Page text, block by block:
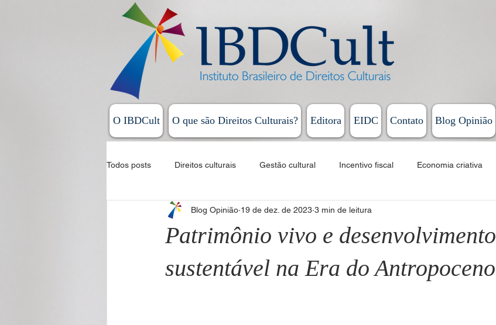
O IBDCult O que são Direitos Culturais? Editora EIDC Contato Blog Opinião
Todos posts Direitos culturais Gestão cultural Incentivo fiscal Economia criativa
Sistema Nacional de Cultura Educação Cursos EAD
Allan Magalhães - Coluna Exordial Humberto Cunha - Coluna Persona
Patrimônio vivo e desenvolvimento
sustentável na Era do Antropoceno
Blog Opinião 19 de dez. de 2023 3 min de leitura